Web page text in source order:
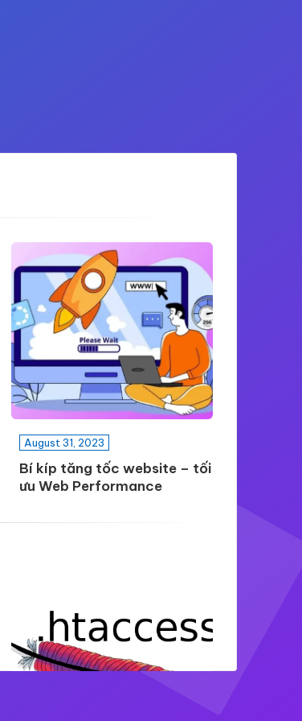
August 31, 2023
Bí kíp tăng tốc website – tối
ưu Web Performance